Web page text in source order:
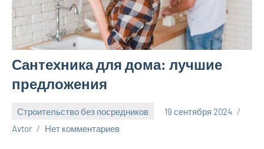
Сантехника для дома: лучшие
предложения
Строительство без посредников
19 сентября 2024
Avtor
Нет комментариев